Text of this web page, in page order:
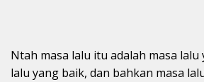
Ntah masa lalu itu adalah masa
lalu yang baik, dan bahkan masa